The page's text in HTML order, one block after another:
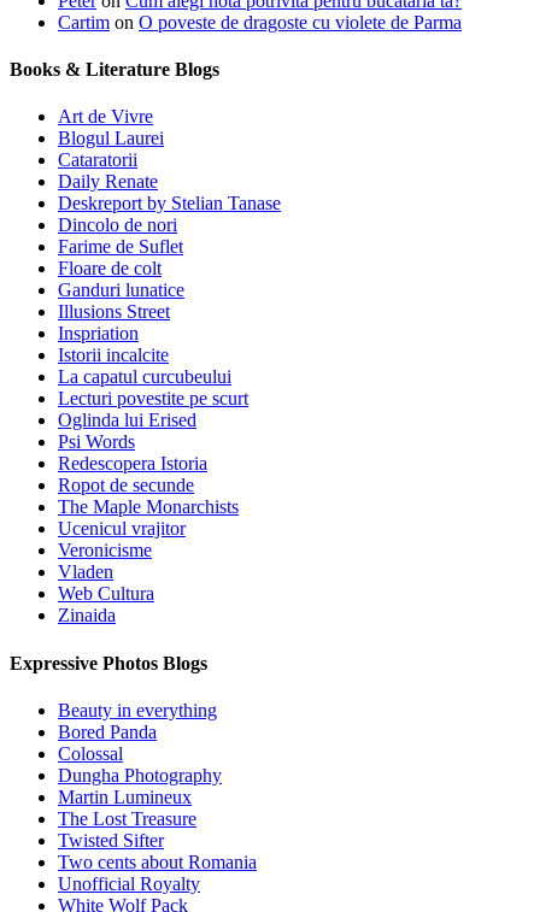
Cartim on O poveste de dragoste cu violete de Parma
Books & Literature Blogs
Art de Vivre
Blogul Laurei
Cataratorii
Daily Renate
Deskreport by Stelian Tanase
Dincolo de nori
Farime de Suflet
Floare de colt
Ganduri lunatice
Illusions Street
Inspriation
Istorii incalcite
La capatul curcubeului
Lecturi povestite pe scurt
Oglinda lui Erised
Psi Words
Redescopera Istoria
Ropot de secunde
The Maple Monarchists
Ucenicul vrajitor
Veronicisme
Vladen
Web Cultura
Zinaida
Expressive Photos Blogs
Beauty in everything
Bored Panda
Colossal
Dungha Photography
Martin Lumineux
The Lost Treasure
Twisted Sifter
Two cents about Romania
Unofficial Royalty
White Wolf Pack